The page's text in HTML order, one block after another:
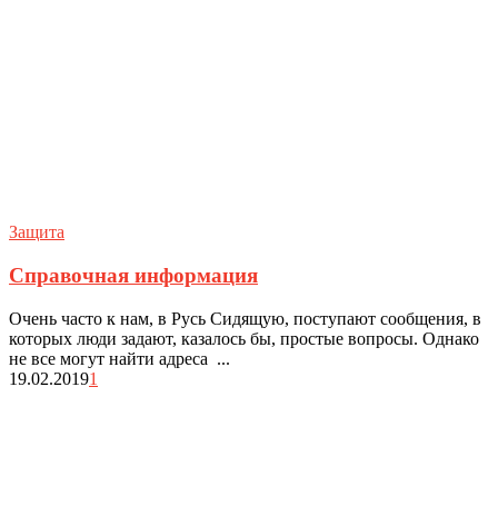
Защита
Справочная информация
Очень часто к нам, в Русь Сидящую, поступают сообщения, в
которых люди задают, казалось бы, простые вопросы. Однако
не все могут найти адреса ...
19.02.20191